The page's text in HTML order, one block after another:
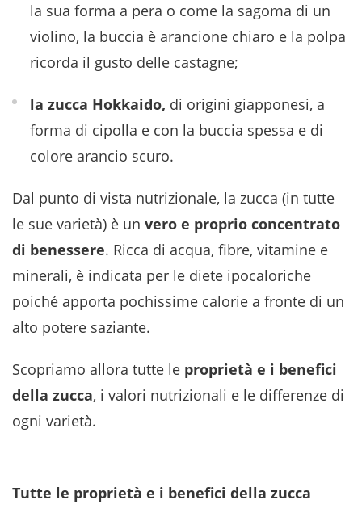
la sua forma a pera o come la sagoma di un
violino, la buccia è arancione chiaro e la polpa
ricorda il gusto delle castagne;
la zucca Hokkaido, di origini giapponesi, a
forma di cipolla e con la buccia spessa e di
colore arancio scuro.
Dal punto di vista nutrizionale, la zucca (in tutte
le sue varietà) è un vero e proprio concentrato
di benessere. Ricca di acqua, fibre, vitamine e
minerali, è indicata per le diete ipocaloriche
poiché apporta pochissime calorie a fronte di un
alto potere saziante.
Scopriamo allora tutte le proprietà e i benefici
della zucca, i valori nutrizionali e le differenze di
ogni varietà.
Tutte le proprietà e i benefici della zucca